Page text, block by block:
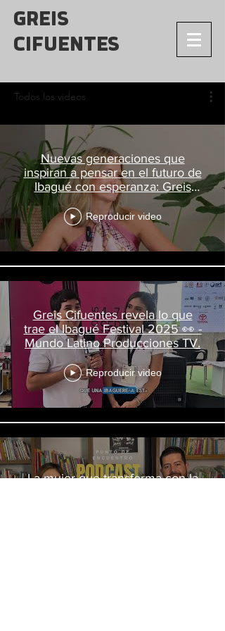
GREIS
CIFUENTES
Todos los videos
Nuevas generaciones que
inspiran a pensar en el futuro de
Ibagué con esperanza: Greis
Cifuentes
Reproducir video
Greis Cifuentes revela lo que
trae el Ibagué Festival 2025 👀 -
Mundo Latino Producciones TV.
Reproducir video
La mujer que transforma con la